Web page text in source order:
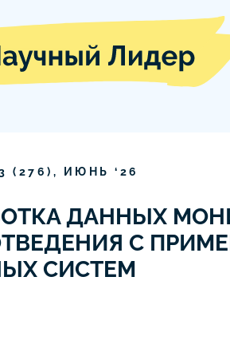
( 276 ), ИЮНЬ ‘ 26
ДАННЫХ
С
СИСТЕМ